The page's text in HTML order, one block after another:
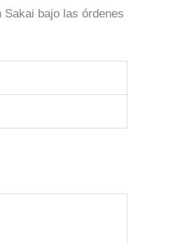
bajo las órdenes